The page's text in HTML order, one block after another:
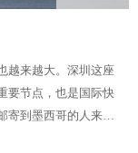
越来越大。深圳这座
要节点，也是国际快
寄到墨西哥的人来